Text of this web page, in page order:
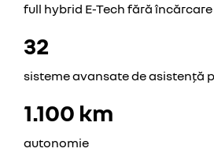
full hybrid E-Tech fără
32
sisteme avansate de asistență
1.100 km
autonomie